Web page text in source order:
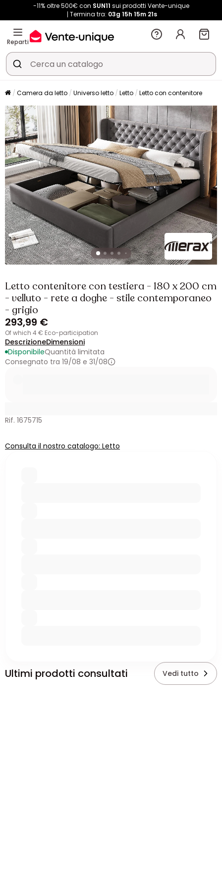
-11% oltre 500€ con SUN11 sui prodotti Vente-unique
Termina tra: 03g 15h 15m 21s
Reparti
Camera da letto Universo letto Letto Letto con contenitore
Letto contenitore con testiera - 180 x 200 cm
- velluto - rete a doghe - stile contemporaneo
- grigio
293,99 €
of which 4 € Eco-participation
DescrizioneDimensioni
DisponibileQuantità limitata
Consegnato tra 19/08 e 31/08
Rif. 1675715
Consulta il nostro catalogo: Letto
Ultimi prodotti consultati Vedi tutto